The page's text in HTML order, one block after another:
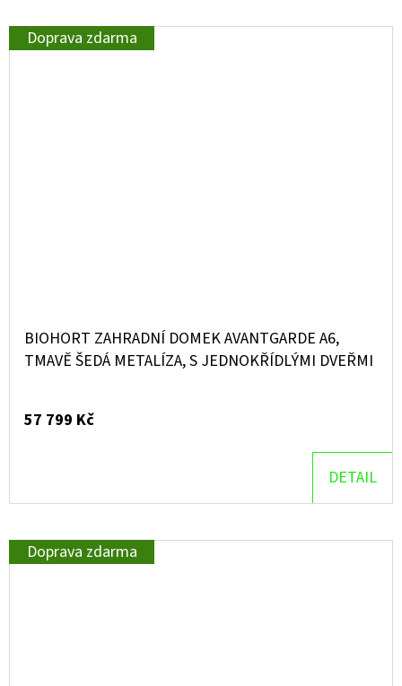
Doprava zdarma
BIOHORT ZAHRADNÍ DOMEK AVANTGARDE A6,
TMAVĚ ŠEDÁ METALÍZA, S JEDNOKŘÍDLÝMI DVEŘMI
57 799 Kč
DETAIL
Doprava zdarma